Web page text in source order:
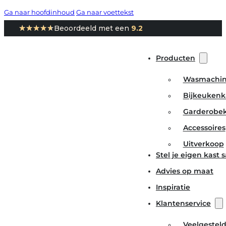
Ga naar hoofdinhoud Ga naar voettekst
★★★★★
★★★★★Beoordeeld met een 9.2
Producten
Accessoires
Uitverkoop
Stel je eigen kast
Advies op maat
Inspiratie
Klantenservice